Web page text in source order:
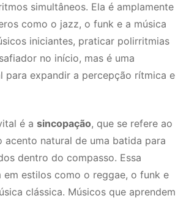
simultâneos. Ela é amplamente
como o jazz, o funk e a música
iniciantes, praticar polirritmias
no início, mas é uma
para expandir a percepção rítmica e
é a sincopação, que se refere ao
acento natural de uma batida para
dentro do compasso. Essa
em estilos como o reggae, o funk e
clássica. Músicos que aprendem